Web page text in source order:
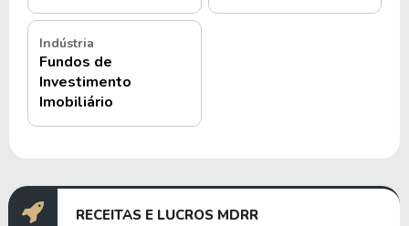
Indústria
Fundos de
Investimento
Imobiliário
RECEITAS E LUCROS MDRR